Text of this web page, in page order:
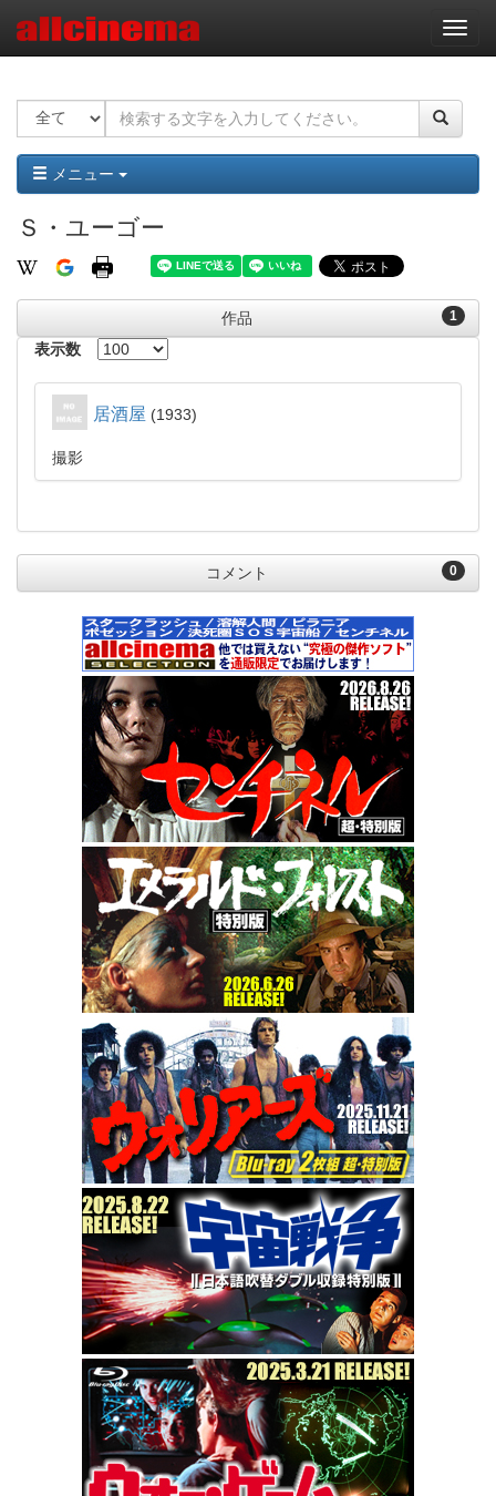
ナ
ビ
ー
ョ
ン
メニュー
Ｓ・ユーゴー
1
作品
表示数
居酒屋 1933
撮影
0
コメント